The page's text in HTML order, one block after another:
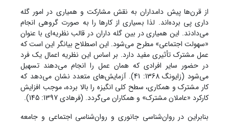
از قرن‌ها پیش دامداران به نقش مشارکت و همیاری در امور گله
داری پی برده‌اند. لذا بسیاری از کارها را به صورت گروهی انجام
می‌دادند. این همیاری در بین گله داران در قالب نظریه‌ای با عنوان
«سهولت اجتماعی» مطرح می‌شود. این اصطلاح بیانگر این است که
عمل مشترک تأثیری مفید دارد. بر اساس این نظریه اعمال یک فرد
در حضور سایر افرادی که همان عمل را انجام می‌دهند تسهیل
می‌شود (زایونگ 1368: 41). آزمایش‌های متعدد نشان می‌دهد که
کار مشترک و همکاری، سطح کلی انگیزه را بالا برده، موجب افزایش
کارکرد «عاملان مشترک» و همکاران می‌گردد. (فرهادی 1397: 145).
بنابراین در روان‌شناسی جانوری و روان‌شناسی اجتماعی و جامعه